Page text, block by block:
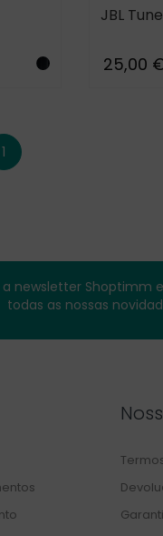
Black
JBL
25,00
1
a newsletter Shoptimm
todas as nossas